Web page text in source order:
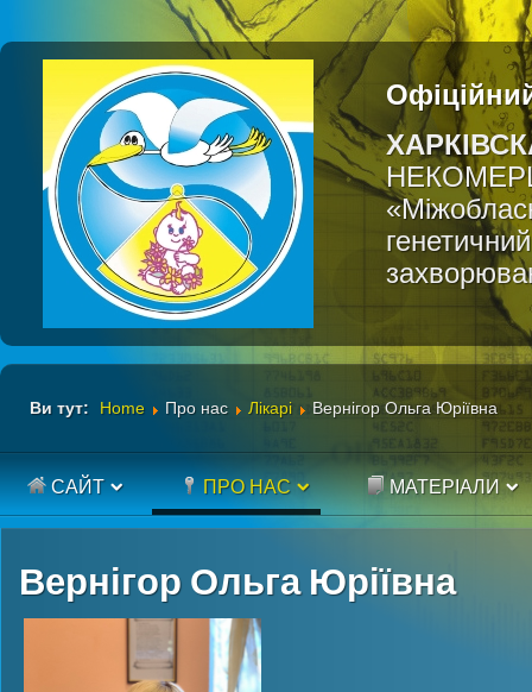
Ви тут: Home Про нас Лікарі Вернігор Ольга Юріївна
САЙТ ПРО НАС МАТЕРІАЛИ
Вернігор Ольга Юріївна